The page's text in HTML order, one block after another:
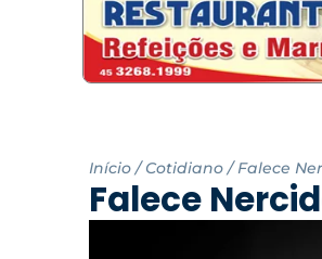
Início / Cotidiano / Falece
Falece